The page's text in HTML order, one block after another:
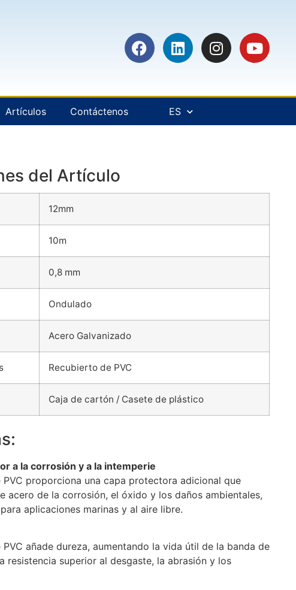
Artículos Contáctenos ES
del Artículo
12mm
10m
0,8 mm
Ondulado
Acero Galvanizado
Recubierto de PVC
Caja de cartón / Casete de plástico
a la corrosión y a la intemperie
PVC proporciona una capa protectora adicional que
acero de la corrosión, el óxido y los daños ambientales,
aplicaciones marinas y al aire libre.
añade dureza, aumentando la vida útil de la banda de
resistencia superior al desgaste, la abrasión y los